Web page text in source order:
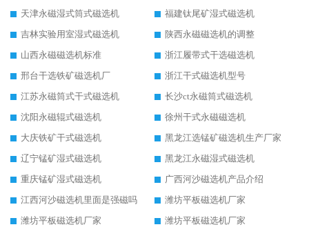
天津永磁湿式筒式磁选机
福建钛尾矿湿式磁选机
吉林实验用室湿式磁选机
陕西永磁磁选机的调整
山西永磁磁选机标准
浙江履带式干选磁选机
邢台干选铁矿磁选机厂
浙江干式磁选机型号
江苏永磁筒式干式磁选机
长沙ct永磁筒式磁选机
沈阳永磁辊式磁选机
徐州干式永磁磁选机
大庆铁矿干式磁选机
黑龙江选锰矿磁选机生产厂家
辽宁锰矿湿式磁选机
黑龙江永磁湿式磁选机
重庆锰矿湿式磁选机
广西河沙磁选机产品介绍
江西河沙磁选机里面是强磁吗
潍坊平板磁选机厂家
潍坊平板磁选机厂家
潍坊平板磁选机厂家